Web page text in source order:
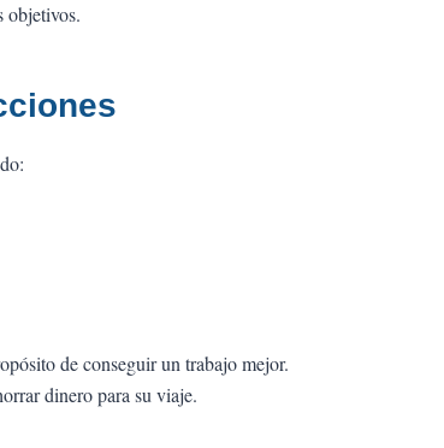
objetivos.
de conseguir un trabajo mejor.
dinero para su viaje.